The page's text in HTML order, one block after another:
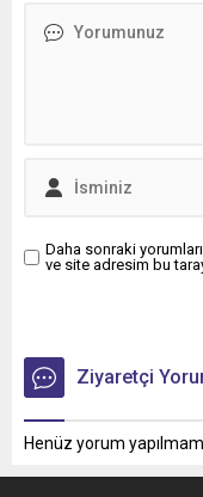
Daha sonraki
ve site adresim bu
Ziyaretçi
Henüz yorum